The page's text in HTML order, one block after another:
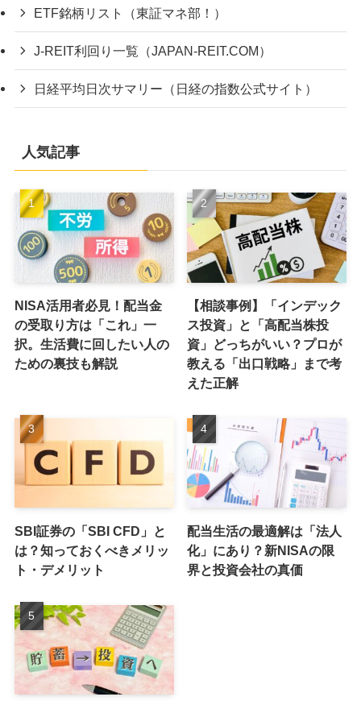
ETF銘柄リスト（東証マネ部！）
J-REIT利回り一覧（JAPAN-REIT.COM）
日経平均日次サマリー（日経の指数公式サイト）
人気記事
NISA活用者必見！配当金
の受取り方は「これ」一
択。生活費に回したい人の
ための裏技も解説
【相談事例】「インデック
ス投資」と「高配当株投
資」どっちがいい？プロが
教える「出口戦略」まで考
えた正解
SBI証券の「SBI CFD」と
は？知っておくべきメリッ
ト・デメリット
配当生活の最適解は「法人
化」にあり？新NISAの限
界と投資会社の真価